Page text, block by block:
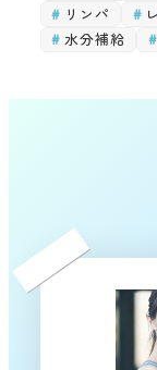
リンパ
水分補給